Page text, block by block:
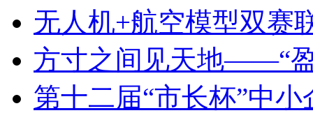
无人机+航空模型双赛
方寸之间见天地——“
第十二届“市长杯”中